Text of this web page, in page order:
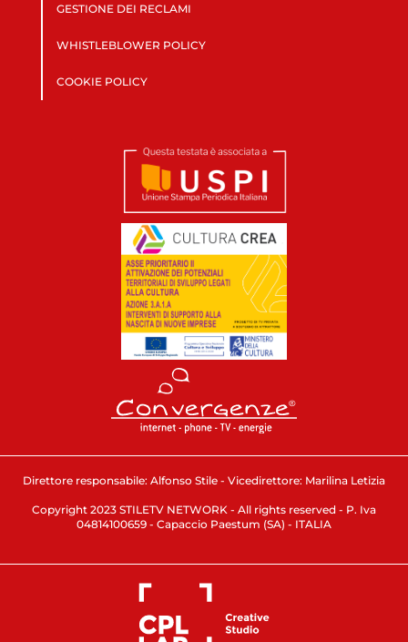
GESTIONE DEI RECLAMI
WHISTLEBLOWER POLICY
COOKIE POLICY
Direttore responsabile: Alfonso Stile - Vicedirettore: Marilina Letizia
Copyright 2023 STILETV NETWORK - All rights reserved - P. Iva
04814100659 - Capaccio Paestum (SA) - ITALIA